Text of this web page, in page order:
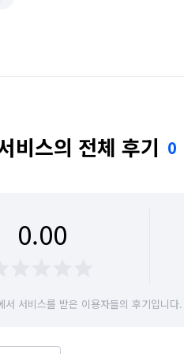
비스의 전체 후기 0
0.00
서 서비스를 받은 이용자들의 후기입니다.